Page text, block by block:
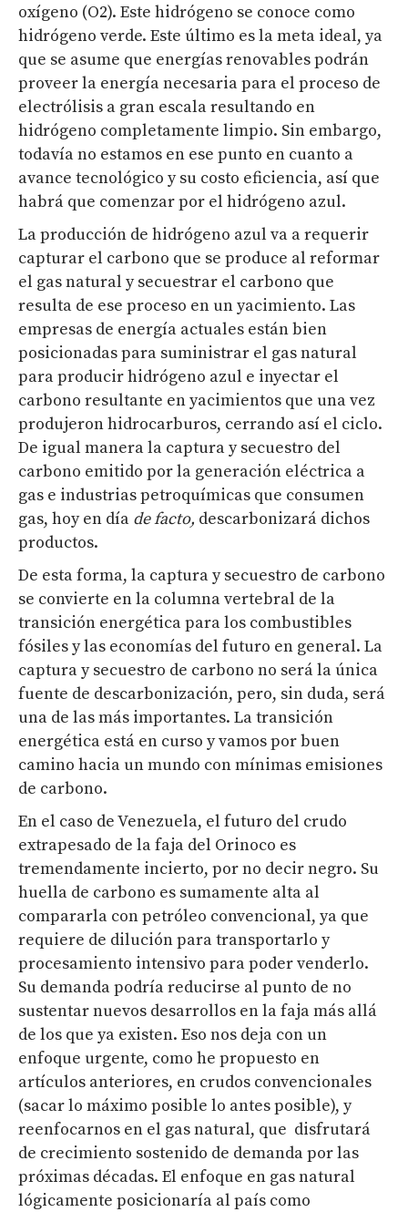
oxígeno (O2). Este hidrógeno se conoce como
hidrógeno verde. Este último es la meta ideal, ya
que se asume que energías renovables podrán
proveer la energía necesaria para el proceso de
electrólisis a gran escala resultando en
hidrógeno completamente limpio. Sin embargo,
todavía no estamos en ese punto en cuanto a
avance tecnológico y su costo eficiencia, así que
habrá que comenzar por el hidrógeno azul.
La producción de hidrógeno azul va a requerir
capturar el carbono que se produce al reformar
el gas natural y secuestrar el carbono que
resulta de ese proceso en un yacimiento. Las
empresas de energía actuales están bien
posicionadas para suministrar el gas natural
para producir hidrógeno azul e inyectar el
carbono resultante en yacimientos que una vez
produjeron hidrocarburos, cerrando así el ciclo.
De igual manera la captura y secuestro del
carbono emitido por la generación eléctrica a
gas e industrias petroquímicas que consumen
gas, hoy en día de facto, descarbonizará dichos
productos.
De esta forma, la captura y secuestro de carbono
se convierte en la columna vertebral de la
transición energética para los combustibles
fósiles y las economías del futuro en general. La
captura y secuestro de carbono no será la única
fuente de descarbonización, pero, sin duda, será
una de las más importantes. La transición
energética está en curso y vamos por buen
camino hacia un mundo con mínimas emisiones
de carbono.
En el caso de Venezuela, el futuro del crudo
extrapesado de la faja del Orinoco es
tremendamente incierto, por no decir negro. Su
huella de carbono es sumamente alta al
compararla con petróleo convencional, ya que
requiere de dilución para transportarlo y
procesamiento intensivo para poder venderlo.
Su demanda podría reducirse al punto de no
sustentar nuevos desarrollos en la faja más allá
de los que ya existen. Eso nos deja con un
enfoque urgente, como he propuesto en
artículos anteriores, en crudos convencionales
(sacar lo máximo posible lo antes posible), y
reenfocarnos en el gas natural, que disfrutará
de crecimiento sostenido de demanda por las
próximas décadas. El enfoque en gas natural
lógicamente posicionaría al país como